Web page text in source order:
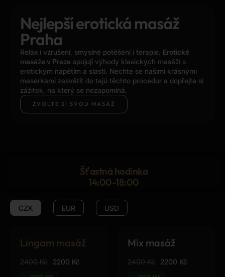
Nejlepší erotická masáž
Praha
Relax i vzrušení, smyslné potěšení i terapie. Erotické
masáže v Praze spojují výhody klasických masáží s
erotickým napětím a slastí. Nechte se našimi krásnými
masérkami zasvětit do tajů těchto procedur a dopřejte si
zážitek, na který se nezapomíná.
ZVOLTE SI SVOU MASÁŽ
Šťastná hodinka
14:00-18:00
CZK EUR USD
Lingam masáž
2400 Kč
2200 Kč
Mix masáž
2400 Kč
2200 Kč